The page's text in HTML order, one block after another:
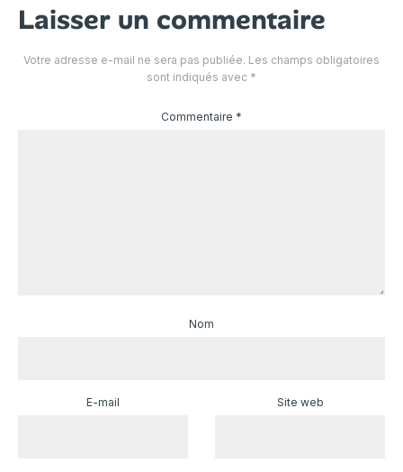
Laisser un commentaire
Votre adresse e-mail ne sera pas publiée. Les champs obligatoires
sont indiqués avec *
Commentaire *
Nom
E-mail Site web